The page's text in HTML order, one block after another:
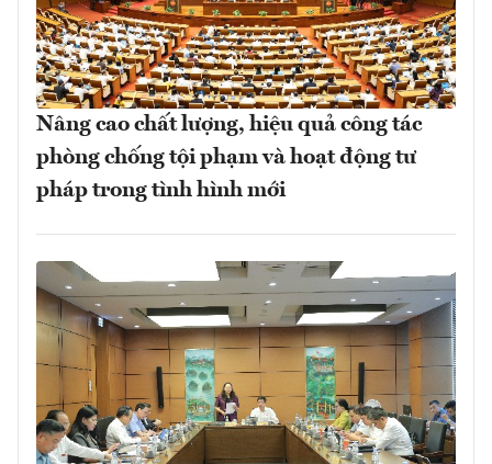
Nâng cao chất lượng, hiệu quả công tác
phòng chống tội phạm và hoạt động tư
pháp trong tình hình mới